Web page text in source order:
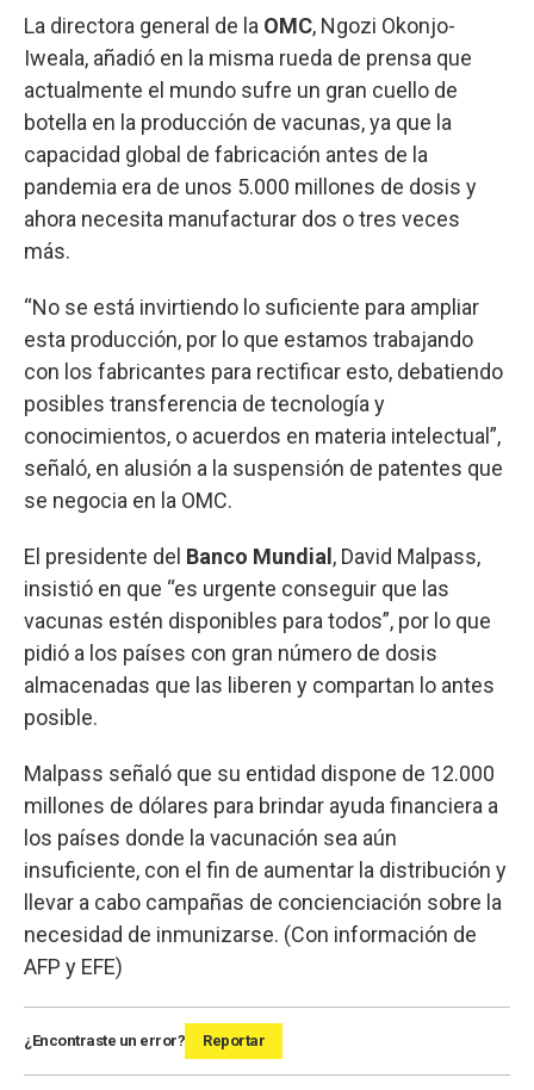
La directora general de la OMC, Ngozi Okonjo-
Iweala, añadió en la misma rueda de prensa que
actualmente el mundo sufre un gran cuello de
botella en la producción de vacunas, ya que la
capacidad global de fabricación antes de la
pandemia era de unos 5.000 millones de dosis y
ahora necesita manufacturar dos o tres veces
más.
“No se está invirtiendo lo suficiente para ampliar
esta producción, por lo que estamos trabajando
con los fabricantes para rectificar esto, debatiendo
posibles transferencia de tecnología y
conocimientos, o acuerdos en materia intelectual”,
señaló, en alusión a la suspensión de patentes que
se negocia en la OMC.
El presidente del Banco Mundial , David Malpass,
insistió en que “es urgente conseguir que las
vacunas estén disponibles para todos”, por lo que
pidió a los países con gran número de dosis
almacenadas que las liberen y compartan lo antes
posible.
Malpass señaló que su entidad dispone de 12.000
millones de dólares para brindar ayuda financiera a
los países donde la vacunación sea aún
insuficiente, con el fin de aumentar la distribución y
llevar a cabo campañas de concienciación sobre la
necesidad de inmunizarse. (Con información de
AFP y EFE)
¿Encontraste un error? Reportar